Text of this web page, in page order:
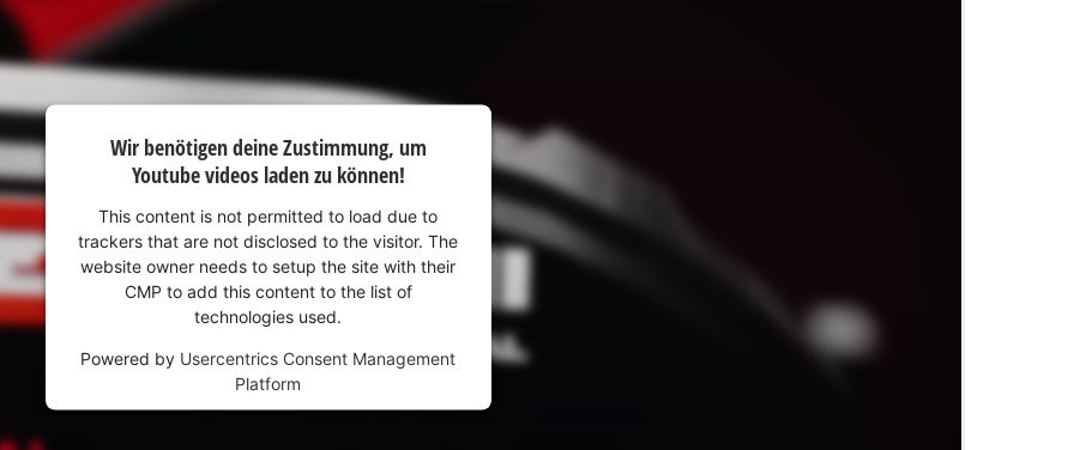
Wir benötigen deine Zustimmung, um
Youtube videos laden zu können!
This content is not permitted to load due to
trackers that are not disclosed to the visitor. The
website owner needs to setup the site with their
CMP to add this content to the list of
technologies used.
Powered by Usercentrics Consent Management
Platform